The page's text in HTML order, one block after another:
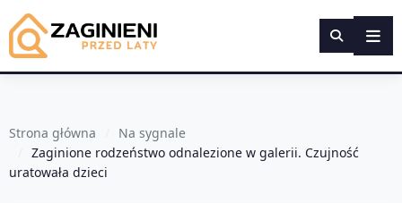
Strona główna
Na sygnale
Zaginione rodzeństwo odnalezione w galerii. Czujność
uratowała dzieci